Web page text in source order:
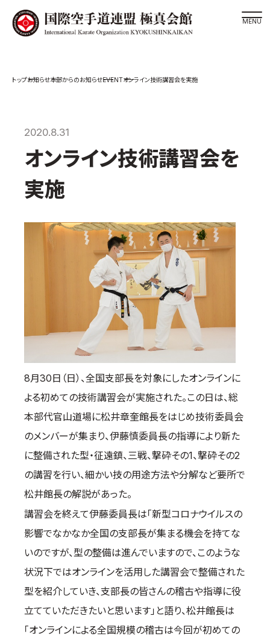
大山倍達総裁 紹介
松井章奎館長 紹介
極真会館の概要
役員紹介
各委員会紹介
国際空手道連盟について
お知らせ
本部からのお知らせ
支部からのお知らせ
公式大会
公式記録
入門のご案内
青少年部・保護者の方へ
一般の部・壮年部の方
会員制度
取材のお申し込み
よくある質問
本サイトについて
プライバシーポリシー
サイトマップ
お知らせ本部からのお知らせEVENTオンライン技術講習会を実施
2020.8.31
オンライン技術講習会を
実施
8月30日（日）、全国支部長を対象にしたオンラインに
よる初めての技術講習会が実施された。この日は、総
本部代官山道場に松井章奎館長をはじめ技術委員会
のメンバーが集まり、伊藤慎委員長の指導により新た
に整備された型・征遠鎮、三戦、撃砕その1、撃砕その2
の講習を行い、細かい技の用途方法や分解など要所で
松井館長の解説があった。
講習会を終えて伊藤委員長は「新型コロナウイルスの
影響でなかなか全国の支部長が集まる機会を持てな
いのですが、型の整備は進んでいますので、このような
状況下ではオンラインを活用した講習会で整備された
型を紹介していき、支部長の皆さんの稽古や指導に役
立てていただきたいと思います」と語り、松井館長は
「オンラインによる全国規模の稽古は今回が初めての